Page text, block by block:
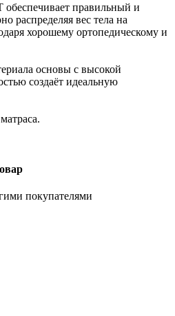
правильный и
распределяя вес тела на
хорошему ортопедическому и
основы с высокой
создаёт идеальную
покупателями